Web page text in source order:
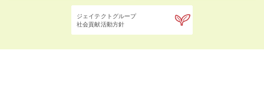
ジェイテクトグループ
社会貢献活動方針